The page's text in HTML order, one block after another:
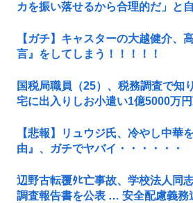
カを振い落せるから合理的だ」と
【ガチ】キャスターの大越健介、
言』をしてしまう！！！！！
国税局職員（25）、税務調査で知
宅に出入りしお小遣い1億5000万
【悲報】リュウジ氏、冷やし中華
由』、ガチでヤバイ・・・・・・
辺野古転覆ﾀﾋ亡事故、学校法人同
調査報告書を公表 … 安全配慮義務